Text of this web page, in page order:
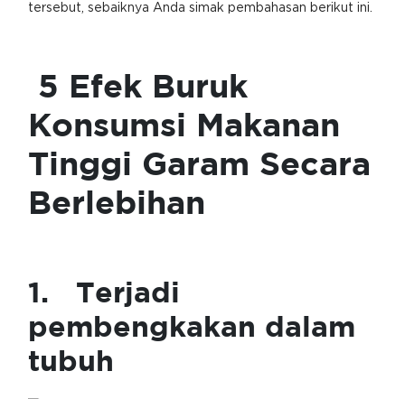
tersebut, sebaiknya Anda simak pembahasan berikut ini.
5 Efek Buruk
Konsumsi Makanan
Tinggi Garam Secara
Berlebihan
1. Terjadi
pembengkakan dalam
tubuh